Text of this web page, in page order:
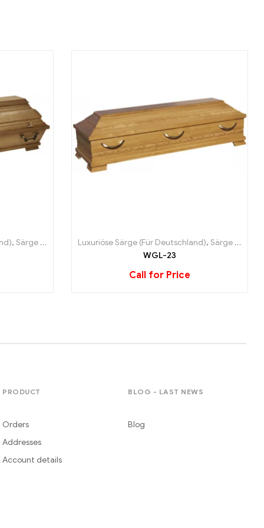
, Särge (Für Deutschland)
Luxuriöse Särge (Für Deutschland), Särge (Für Deutschland)
WGL-23
Call for Price
PRODUCT
Orders
Addresses
Account details
BLOG - LAST NEWS
Blog